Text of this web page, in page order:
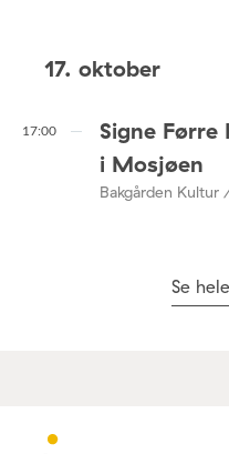
17. oktober
17:00
Signe
i Mosjøen
Bakgården Kultur
Se